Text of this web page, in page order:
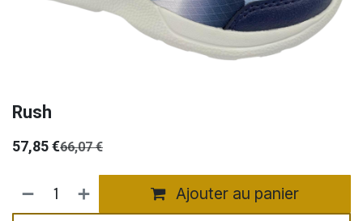
Rush
57,85€66,07€
Ajouter au panier